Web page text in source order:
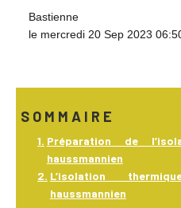
Bastienne
le mercredi 20 Sep 2023
SOMMAIRE
Préparation de
haussmannien
L’isolation
haussmannien